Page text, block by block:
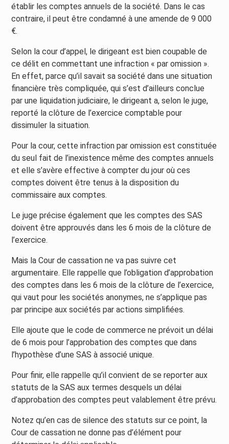
établir les comptes annuels de la société. Dans le cas
contraire, il peut être condamné à une amende de 9 000
€.
Selon la cour d’appel, le dirigeant est bien coupable de
ce délit en commettant une infraction « par omission ».
En effet, parce qu’il savait sa société dans une situation
financière très compliquée, qui s’est d’ailleurs conclue
par une liquidation judiciaire, le dirigeant a, selon le juge,
reporté la clôture de l’exercice comptable pour
dissimuler la situation.
Pour la cour, cette infraction par omission est constituée
du seul fait de l’inexistence même des comptes annuels
et elle s’avère effective à compter du jour où ces
comptes doivent être tenus à la disposition du
commissaire aux comptes.
Le juge précise également que les comptes des SAS
doivent être approuvés dans les 6 mois de la clôture de
l’exercice.
Mais la Cour de cassation ne va pas suivre cet
argumentaire. Elle rappelle que l’obligation d’approbation
des comptes dans les 6 mois de la clôture de l’exercice,
qui vaut pour les sociétés anonymes, ne s’applique pas
par principe aux sociétés par actions simplifiées.
Elle ajoute que le code de commerce ne prévoit un délai
de 6 mois pour l’approbation des comptes que dans
l’hypothèse d’une SAS à associé unique.
Pour finir, elle rappelle qu’il convient de se reporter aux
statuts de la SAS aux termes desquels un délai
d’approbation des comptes peut valablement être prévu.
Notez qu’en cas de silence des statuts sur ce point, la
Cour de cassation ne donne pas d’élément pour